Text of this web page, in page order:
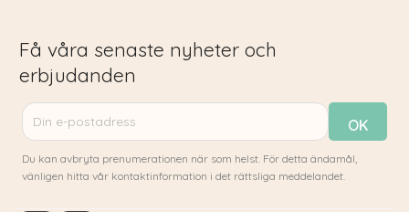
Få våra senaste nyheter och
erbjudanden
Du kan avbryta prenumerationen när som helst. För detta ändamål,
vänligen hitta vår kontaktinformation i det rättsliga meddelandet.